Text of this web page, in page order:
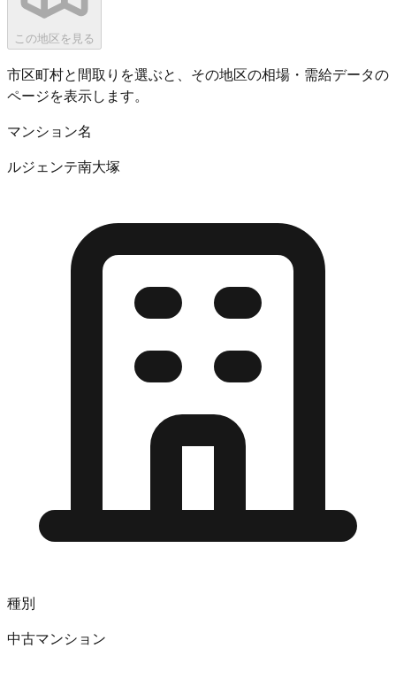
この地区を見る
市区町村と間取りを選ぶと、その地区の相場・需給データの
ページを表示します。
マンション名
ルジェンテ南大塚
種別
中古マンション